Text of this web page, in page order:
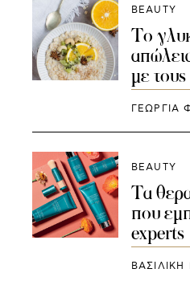
BEAUTY
Το
με
ΓΕΩΡΓΙΑ
BEAUTY
Τα
που
experts